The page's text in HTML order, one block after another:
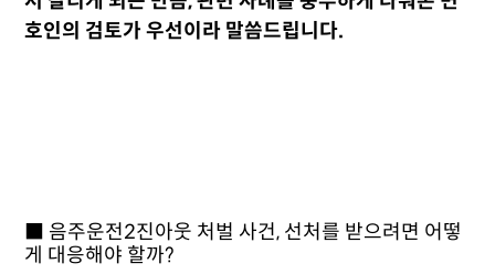
호인의 검토가 우선이라 말씀드립니다.
■ 음주운전2진아웃 처벌 사건, 선처를 받으려면 어떻
게 대응해야 할까?